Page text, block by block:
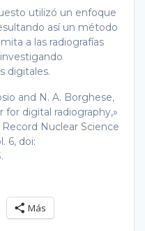
utilizó un enfoque
así un método
a las radiografías
digitales.
and N. A. Borghese,
digital radiography,»
Nuclear Science
6, doi:
Más